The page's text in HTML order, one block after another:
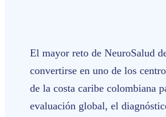
El mayor reto de NeuroSalud
convertirse en uno de los
de la costa caribe colombiana
evaluación global, el